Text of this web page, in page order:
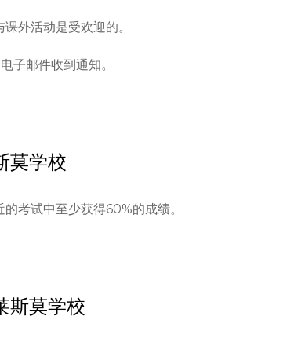
外活动是受欢迎的。
子邮件收到通知。
莫学校
考试中至少获得60%的成绩。
斯莫学校